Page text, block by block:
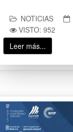
NOTICIAS
VISTO: 952
Leer más...